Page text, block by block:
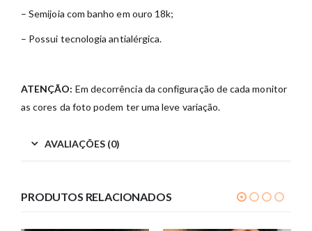
– Semijoia com banho em ouro 18k;
– Possui tecnologia antialérgica.
ATENÇÃO: Em decorrência da configuração de cada monitor
as cores da foto podem ter uma leve variação.
AVALIAÇÕES (0)
PRODUTOS RELACIONADOS